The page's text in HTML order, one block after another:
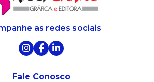
as redes sociais
Fale Conosco